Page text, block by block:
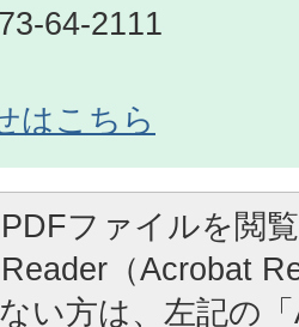
64-2111
はこちら
PDFファイルを閲
Reader（Acrobat
い方は、左記の